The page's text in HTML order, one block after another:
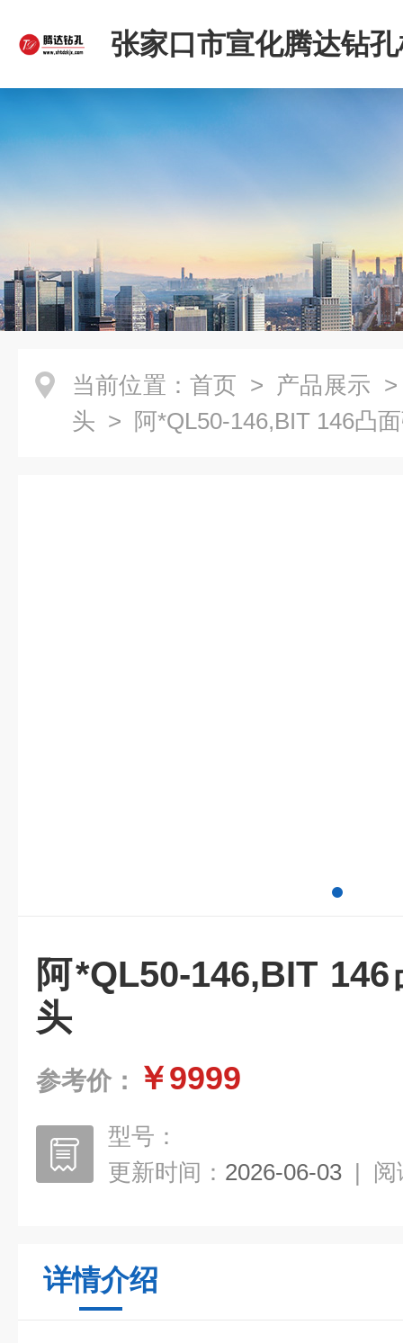
张家口市宣化腾达钻
限公司
当前位置： 首页 > 产品展示
头 > 阿*QL50-146,BIT 146凸
阿*QL50-146,BIT
头
参考价： ￥9999
型号：
更新时间： 2026-06-03 | 阅
详情介绍